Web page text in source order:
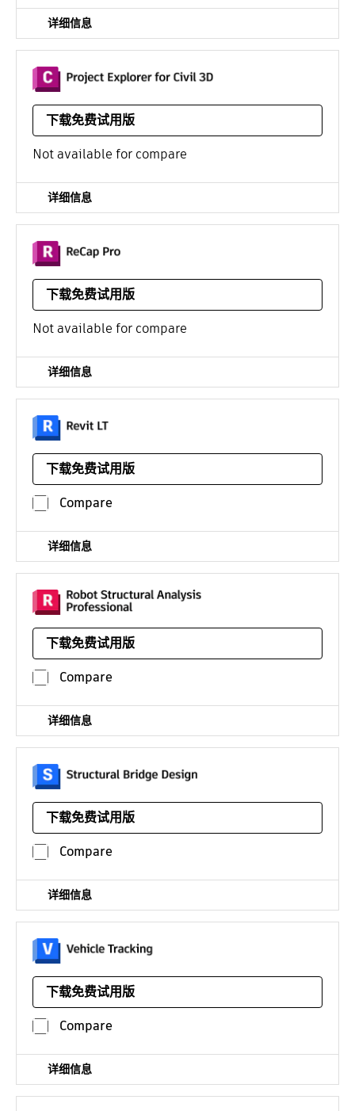
详细信息
下载免费试用版
平台:
Not available for compare
详细信息
下载免费试用版
平台：
¥2592* /年
Not available for compare
详细信息
下载免费试用版
平台：
/年 Compare
详细信息
下载免费试用版
平台：
仅在工程建设软件集中提供
Compare
详细信息
下载免费试用版
平台：
仅在工程建设软件集中提供
Compare
详细信息
下载免费试用版
平台：
仅在工程建设软件集中提供
Compare
详细信息